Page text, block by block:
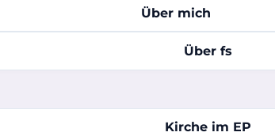
Über mich
Über fs
Kirche im EP